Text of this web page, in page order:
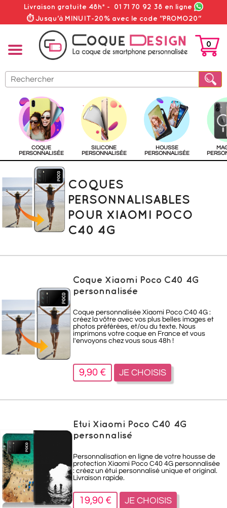
Livraison gratuite 48h* - 01 71 70 92 38 en ligne
⏱ Jusqu'à MINUIT-20% avec le code "PROMO20"
PANIER
0
COQUE
PERSONNALISÉE
SILICONE
PERSONNALISÉE
HOUSSE
PERSONNALISÉE
COQUES
PERSONNALISABLES
POUR XIAOMI POCO
C40 4G
Coque Xiaomi Poco C40 4G
personnalisée
Coque personnalisée Xiaomi Poco C40 4G :
créez la vôtre avec vos plus belles images et
photos préférées, et/ou du texte. Nous
imprimons votre coque en France et vous
l'envoyons chez vous sous 48h !
9,90 € JE CHOISIS
Etui Xiaomi Poco C40 4G
personnalisé
Personnalisation en ligne de votre housse de
protection Xiaomi Poco C40 4G personnalisée
: créez un étui personnalisé unique et original.
Livraison rapide.
19,90 € JE CHOISIS